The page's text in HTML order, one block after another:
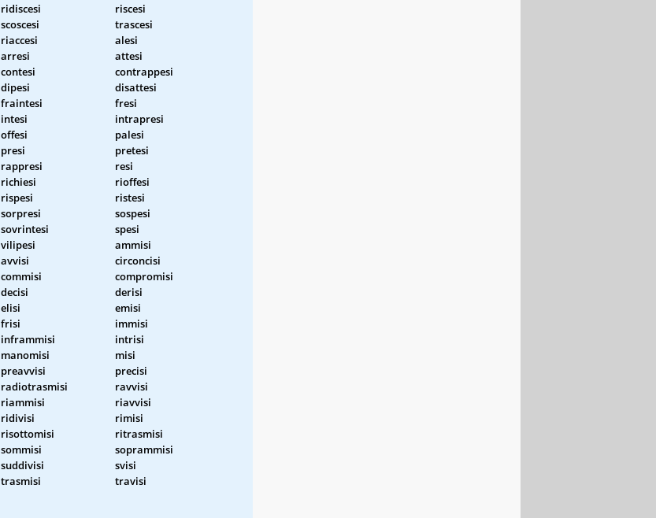
ridiscesi
riscesi
scoscesi
trascesi
riaccesi
alesi
arresi
attesi
contesi
contrappesi
dipesi
disattesi
fraintesi
fresi
intesi
intrapresi
offesi
palesi
presi
pretesi
rappresi
resi
richiesi
rioffesi
rispesi
ristesi
sorpresi
sospesi
sovrintesi
spesi
vilipesi
ammisi
avvisi
circoncisi
commisi
compromisi
decisi
derisi
elisi
emisi
frisi
immisi
inframmisi
intrisi
manomisi
misi
preavvisi
precisi
radiotrasmisi
ravvisi
riammisi
riavvisi
ridivisi
rimisi
risottomisi
ritrasmisi
sommisi
soprammisi
suddivisi
svisi
trasmisi
travisi